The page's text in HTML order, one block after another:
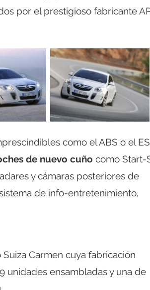
por el prestigioso fabricante
como el ABS o el
de nuevo cuño como Start-
y cámaras posteriores de
de info-entretenimiento,
Carmen cuya fabricación
unidades ensambladas y una de